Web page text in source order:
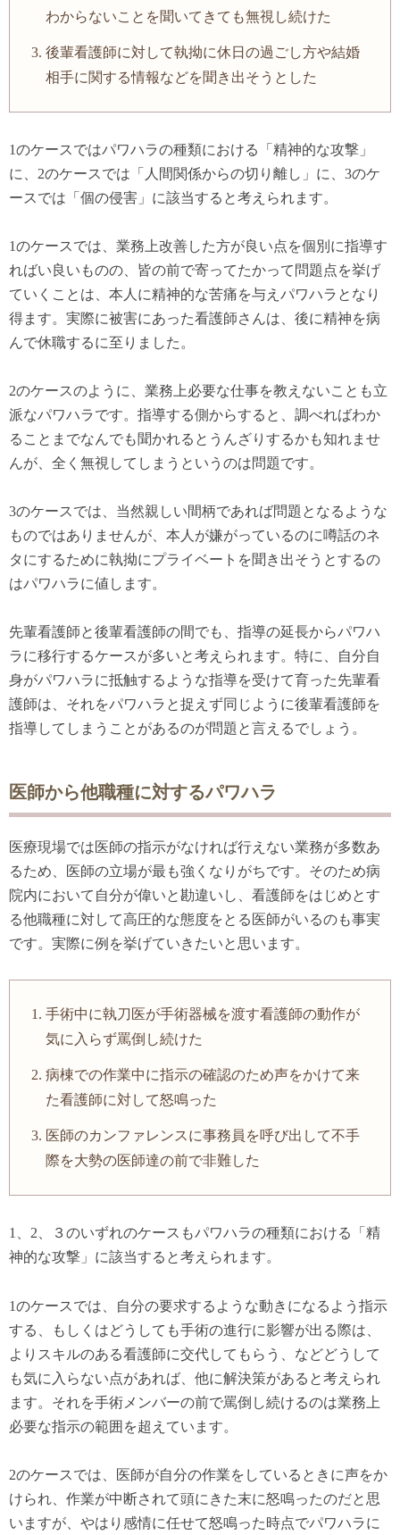
わからないことを聞いてきても無視し続けた
後輩看護師に対して執拗に休日の過ごし方や結婚
相手に関する情報などを聞き出そうとした
1のケースではパワハラの種類における「精神的な攻撃」
に、2のケースでは「人間関係からの切り離し」に、3のケ
ースでは「個の侵害」に該当すると考えられます。
1のケースでは、業務上改善した方が良い点を個別に指導す
ればい良いものの、皆の前で寄ってたかって問題点を挙げ
ていくことは、本人に精神的な苦痛を与えパワハラとなり
得ます。実際に被害にあった看護師さんは、後に精神を病
んで休職するに至りました。
2のケースのように、業務上必要な仕事を教えないことも立
派なパワハラです。指導する側からすると、調べればわか
ることまでなんでも聞かれるとうんざりするかも知れませ
んが、全く無視してしまうというのは問題です。
3のケースでは、当然親しい間柄であれば問題となるような
ものではありませんが、本人が嫌がっているのに噂話のネ
タにするために執拗にプライベートを聞き出そうとするの
はパワハラに値します。
先輩看護師と後輩看護師の間でも、指導の延長からパワハ
ラに移行するケースが多いと考えられます。特に、自分自
身がパワハラに抵触するような指導を受けて育った先輩看
護師は、それをパワハラと捉えず同じように後輩看護師を
指導してしまうことがあるのが問題と言えるでしょう。
医師から他職種に対するパワハラ
医療現場では医師の指示がなければ行えない業務が多数あ
るため、医師の立場が最も強くなりがちです。そのため病
院内において自分が偉いと勘違いし、看護師をはじめとす
る他職種に対して高圧的な態度をとる医師がいるのも事実
です。実際に例を挙げていきたいと思います。
手術中に執刀医が手術器械を渡す看護師の動作が
気に入らず罵倒し続けた
病棟での作業中に指示の確認のため声をかけて来
た看護師に対して怒鳴った
医師のカンファレンスに事務員を呼び出して不手
際を大勢の医師達の前で非難した
1、2、３のいずれのケースもパワハラの種類における「精
神的な攻撃」に該当すると考えられます。
1のケースでは、自分の要求するような動きになるよう指示
する、もしくはどうしても手術の進行に影響が出る際は、
よりスキルのある看護師に交代してもらう、などどうして
も気に入らない点があれば、他に解決策があると考えられ
ます。それを手術メンバーの前で罵倒し続けるのは業務上
必要な指示の範囲を超えています。
2のケースでは、医師が自分の作業をしているときに声をか
けられ、作業が中断されて頭にきた末に怒鳴ったのだと思
いますが、やはり感情に任せて怒鳴った時点でパワハラに